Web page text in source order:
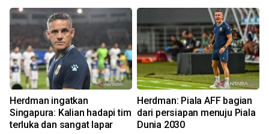
Herdman ingatkan
Singapura: Kalian hadapi tim
terluka dan sangat lapar
Herdman: Piala AFF bagian
dari persiapan menuju Piala
Dunia 2030